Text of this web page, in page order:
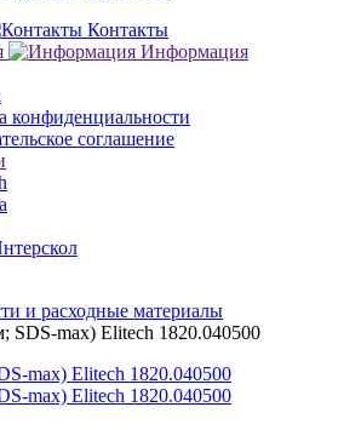
Контакты
Информация
конфиденциальности
соглашение
и расходные материалы
SDS-max) Elitech 1820.040500